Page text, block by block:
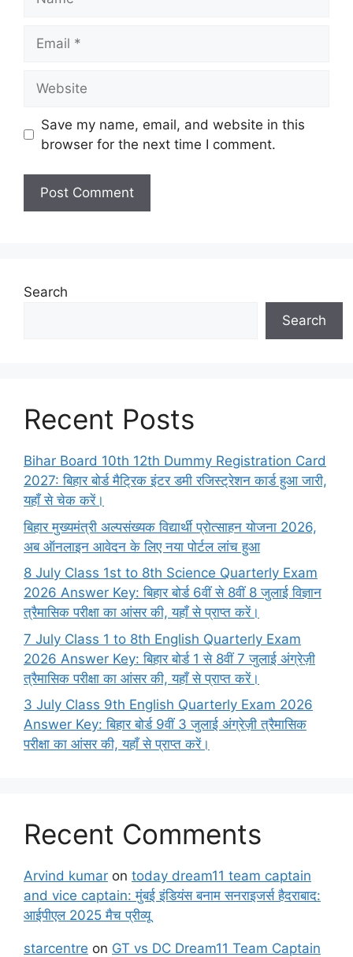
Save my name, email, and website in this
browser for the next time I comment.
Search
Search
Recent Posts
Bihar Board 10th 12th Dummy Registration Card
2027: बिहार बोर्ड मैट्रिक इंटर डमी रजिस्ट्रेशन कार्ड हुआ जारी,
यहाँ से चेक करें।
बिहार मुख्यमंत्री अल्पसंख्यक विद्यार्थी प्रोत्साहन योजना 2026,
अब ऑनलाइन आवेदन के लिए नया पोर्टल लांच हुआ
8 July Class 1st to 8th Science Quarterly Exam
2026 Answer Key: बिहार बोर्ड 6वीं से 8वीं 8 जुलाई विज्ञान
त्रैमासिक परीक्षा का आंसर की, यहाँ से प्राप्त करें।
7 July Class 1 to 8th English Quarterly Exam
2026 Answer Key: बिहार बोर्ड 1 से 8वीं 7 जुलाई अंग्रेज़ी
त्रैमासिक परीक्षा का आंसर की, यहाँ से प्राप्त करें।
3 July Class 9th English Quarterly Exam 2026
Answer Key: बिहार बोर्ड 9वीं 3 जुलाई अंग्रेज़ी त्रैमासिक
परीक्षा का आंसर की, यहाँ से प्राप्त करें।
Recent Comments
Arvind kumar on today dream11 team captain
and vice captain: मुंबई इंडियंस बनाम सनराइजर्स हैदराबाद:
आईपीएल 2025 मैच प्रीव्यू
starcentre on GT vs DC Dream11 Team Captain